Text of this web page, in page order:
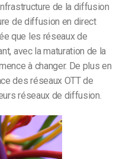
de la diffusion
de diffusion en direct
que les réseaux de
avec la maturation de la
à changer. De plus en
des réseaux OTT de
réseaux de diffusion.